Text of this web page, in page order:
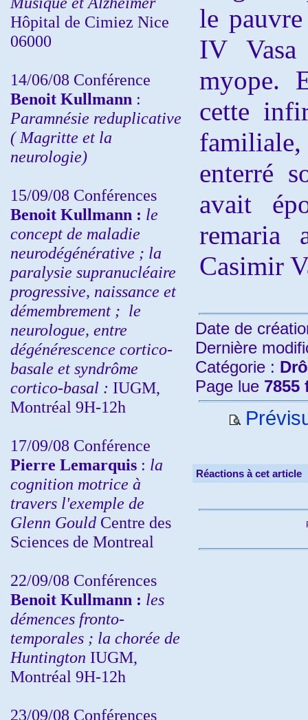
Hôpital de Cimiez Nice
06000
14/06/08 Conférence
Benoit Kullmann :
Paramnésie reduplicative
( Magritte et la
neurologie)
15/09/08 Conférences
Benoit Kullmann : le
concept de maladie
neurodégénérative ; la
paralysie supranucléaire
progressive, naissance et
démembrement ; le
neurologue, entre
dégénérescence cortico-
basale et syndrôme
cortico-basal : IUGM,
Montréal 9H-12h
17/09/08 Conférence
Pierre Lemarquis : la
cognition motrice à
travers l'exemple de
Glenn Gould Centre des
Sciences de Montreal
22/09/08 Conférences
Benoit Kullmann : les
démences fronto-
temporales ; la chorée de
Huntington IUGM,
Montréal 9H-12h
23/09/08 Conférences
le
IV
myope.
cette
enterré
avait
remaria
Casimir
Date de
Dernière
Catégorie :
Page lue 7855
Réactions à cet article